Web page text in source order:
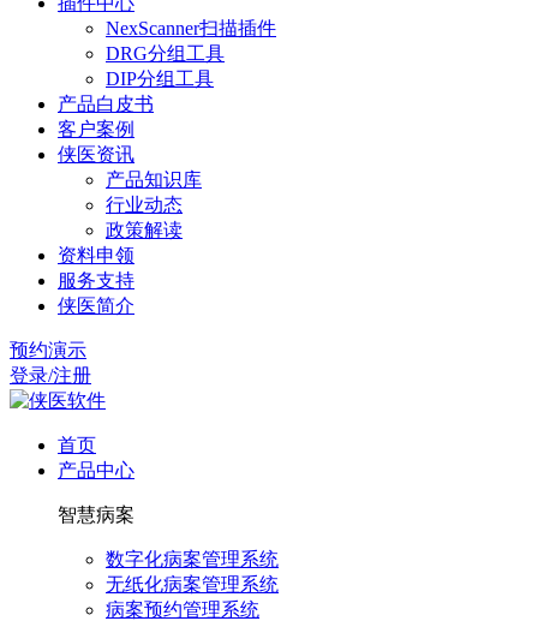
NexScanner扫描插件
DRG分组工具
DIP分组工具
产品白皮书
客户案例
侠医资讯
产品知识库
行业动态
政策解读
资料申领
服务支持
侠医简介
预约演示
登录/注册
首页
产品中心
智慧病案
数字化病案管理系统
无纸化病案管理系统
病案预约管理系统